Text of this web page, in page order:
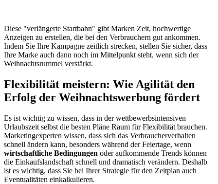
Diese "verlängerte Startbahn" gibt Marken Zeit, hochwertige
Anzeigen zu erstellen, die bei den Verbrauchern gut ankommen.
Indem Sie Ihre Kampagne zeitlich strecken, stellen Sie sicher, dass
Ihre Marke auch dann noch im Mittelpunkt steht, wenn sich der
Weihnachtsrummel verstärkt.
Flexibilität meistern: Wie Agilität den
Erfolg der Weihnachtswerbung fördert
Es ist wichtig zu wissen, dass in der wettbewerbsintensiven
Urlaubszeit selbst die besten Pläne Raum für Flexibilität brauchen.
Marketingexperten wissen, dass sich das Verbraucherverhalten
schnell ändern kann, besonders während der Feiertage, wenn
wirtschaftliche Bedingungen oder aufkommende Trends können
die Einkaufslandschaft schnell und dramatisch verändern. Deshalb
ist es wichtig, dass Sie bei Ihrer Strategie für den Zeitplan auch
Eventualitäten einkalkulieren.